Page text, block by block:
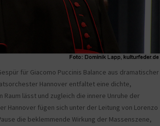
für Giacomo Puccinis Balance aus dramatischer
Hannover entfaltet eine dichte,
lässt und zugleich die innere Unruhe der
Hannover fügen sich unter der Leitung von Lorenzo
die beklemmende Wirkung der Massenszene,